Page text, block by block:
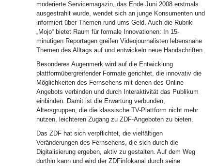
moderierte Servicemagazin, das Ende Juni 2008 erstmals
ausgestrahlt wurde, wendet sich an junge Konsumenten und
informiert über Themen rund ums Geld. Auch die Rubrik
„Mojo“ bietet Raum für formale Innovationen: In 15-
minütigen Reportagen greifen Videojournalisten lebensnahe
Themen des Alltags auf und entwickeln neue Handschriften.
Besonderes Augenmerk wird auf die Entwicklung
plattformübergreifender Formate gerichtet, die innovativ die
Möglichkeiten des Fernsehens mit denen des Online-
Angebots verbinden und durch Interaktivität das Publikum
einbinden. Damit ist die Erwartung verbunden,
Altersgruppen, die die klassische TV-Plattform nicht mehr
nutzen, leichteren Zugang zu ZDF-Angeboten zu bieten.
Das ZDF hat sich verpflichtet, die vielfältigen
Veränderungen des Fernsehens, die sich durch die
Digitalisierung ergeben, aktiv zu gestalten. Auf dem Weg
dorthin kann und wird der ZDFinfokanal durch seine